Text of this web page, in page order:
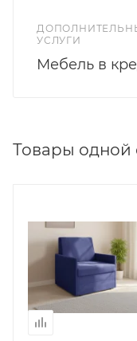
УСЛУГИ
Мебель в
Товары одной